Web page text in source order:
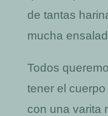
de tantas
mucha
Todos
tener el
con una varita